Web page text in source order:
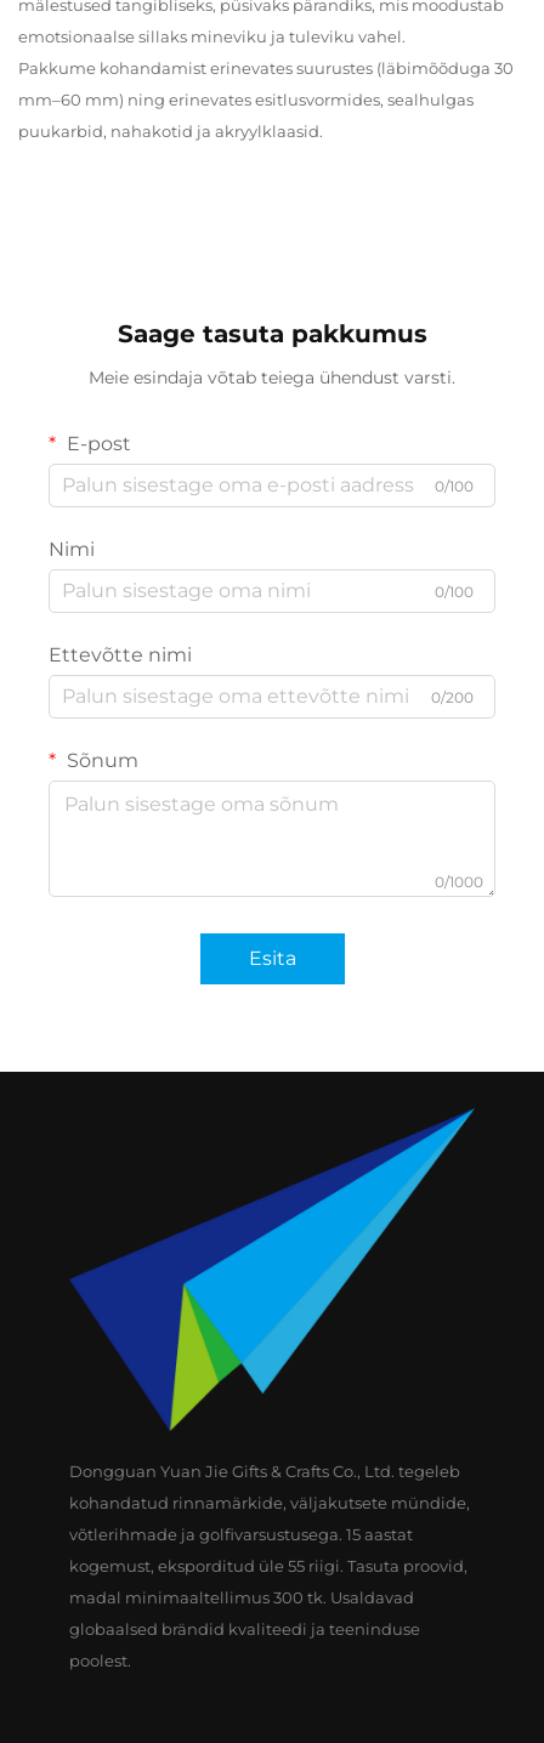
mälestused tangibliseks, püsivaks pärandiks, mis moodustab
emotsionaalse sillaks mineviku ja tuleviku vahel.
Pakkume kohandamist erinevates suurustes (läbimõõduga 30
mm–60 mm) ning erinevates esitlusvormides, sealhulgas
puukarbid, nahakotid ja akryylklaasid.
Saage tasuta pakkumus
Meie esindaja võtab teiega ühendust varsti.
E-post
0/100
Nimi
0/100
Ettevõtte nimi
0/200
Sõnum
0/1000
Esita
Dongguan Yuan Jie Gifts & Crafts Co., Ltd. tegeleb
kohandatud rinnamärkide, väljakutsete mündide,
võtlerihmade ja golfivarsustusega. 15 aastat
kogemust, eksporditud üle 55 riigi. Tasuta proovid,
madal minimaaltellimus 300 tk. Usaldavad
globaalsed brändid kvaliteedi ja teeninduse
poolest.